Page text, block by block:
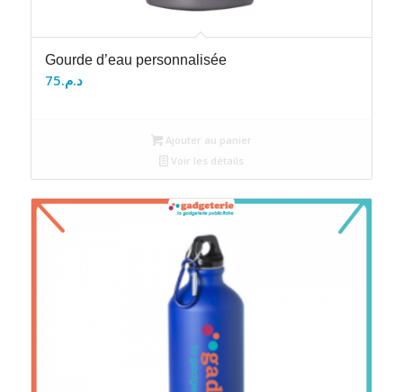
Gourde d’eau personnalisée
د.م.75
Ajouter au panier
Voir les détails